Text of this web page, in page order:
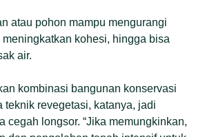
atau pohon mampu mengurangi
kohesi, hingga bisa
air.
kombinasi bangunan konservasi
teknik revegetasi, katanya, jadi
cegah longsor. “Jika memungkinkan,